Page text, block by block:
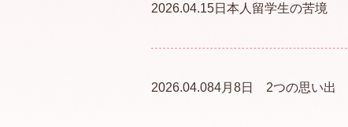
2026.04.15日本人留学生の苦境
2026.04.084月8日 2つの思い出